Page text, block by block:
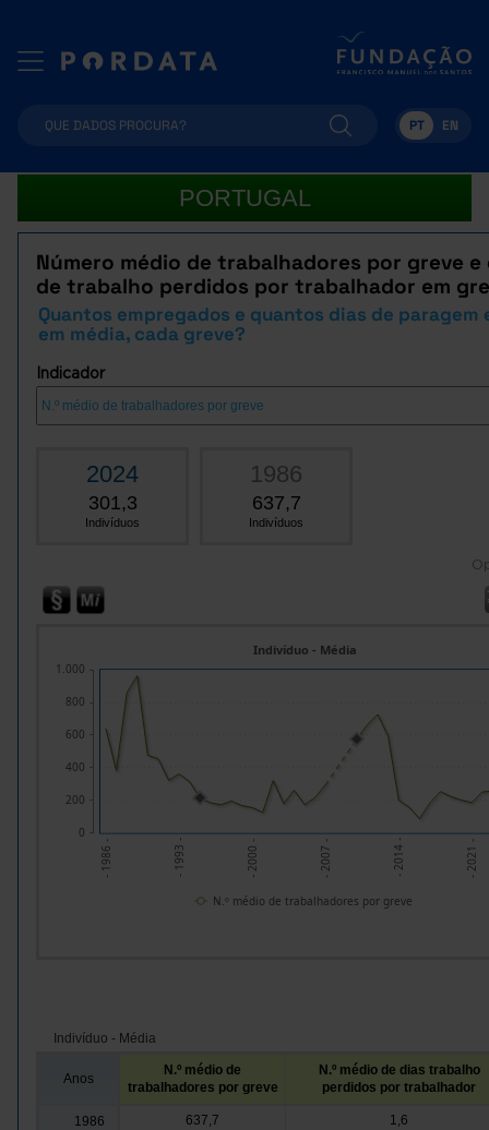
PT EN
PORTUGAL
Número médio de trabalhadores por greve e
de trabalho perdidos por trabalhador em
Quantos empregados e quantos dias de paragem
em média, cada greve?
Indicador
2024
301,3
Indivíduos
1986
637,7
Indivíduos
- 1986 - - 1993 - - 2000 - - 2007 - - 2014 - - 2021 -
Indivíduo - Média
0
200
400
600
800
1.000
N.º médio de trabalhadores por greve
Indivíduo - Média
Anos
N.º médio de
trabalhadores por greve
N.º médio de dias trabalho
perdidos por trabalhador
1986 637,7
1,6